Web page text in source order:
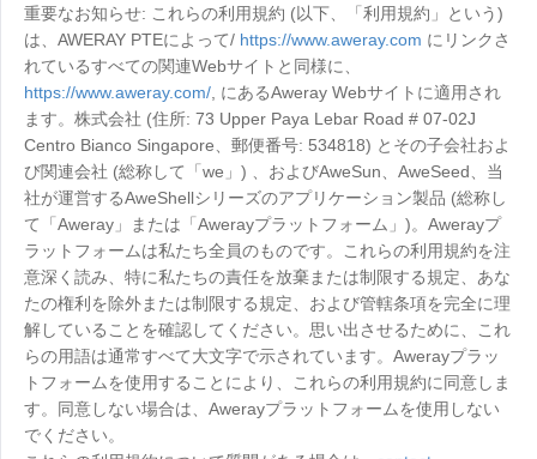
ビデオ監視
リモートデータアクセス
工業製造
チェーン小売
AweShellパーソナルプラン
AweShellビジネスプラン
パートナー もっと
日本
日本語
Asia
中國香港
繁體中文
中國澳門
繁體中文
中國台灣
繁體中文
日本
日本語
한국
한국어
Malaysia
English
ประเทศไทย
お問い合わせ
スマートハードウェア
重要なお知らせ: これらの利用規約 (以下、「利用規約」という)
は、AWERAY PTEによって/ https://www.aweray.com にリンクさ
れているすべての関連Webサイトと同様に、
https://www.aweray.com/ , にあるAweray Webサイトに適用され
ます。株式会社 (住所: 73 Upper Paya Lebar Road # 07-02J
Centro Bianco Singapore、郵便番号: 534818) とその子会社およ
び関連会社 (総称して「we」) 、およびAweSun、AweSeed、当
社が運営するAweShellシリーズのアプリケーション製品 (総称し
て「Aweray」または「Awerayプラットフォーム」)。Awerayプ
ラットフォームは私たち全員のものです。これらの利用規約を注
意深く読み、特に私たちの責任を放棄または制限する規定、あな
たの権利を除外または制限する規定、および管轄条項を完全に理
解していることを確認してください。思い出させるために、これ
らの用語は通常すべて大文字で示されています。Awerayプラッ
トフォームを使用することにより、これらの利用規約に同意しま
す。同意しない場合は、Awerayプラットフォームを使用しない
でください。